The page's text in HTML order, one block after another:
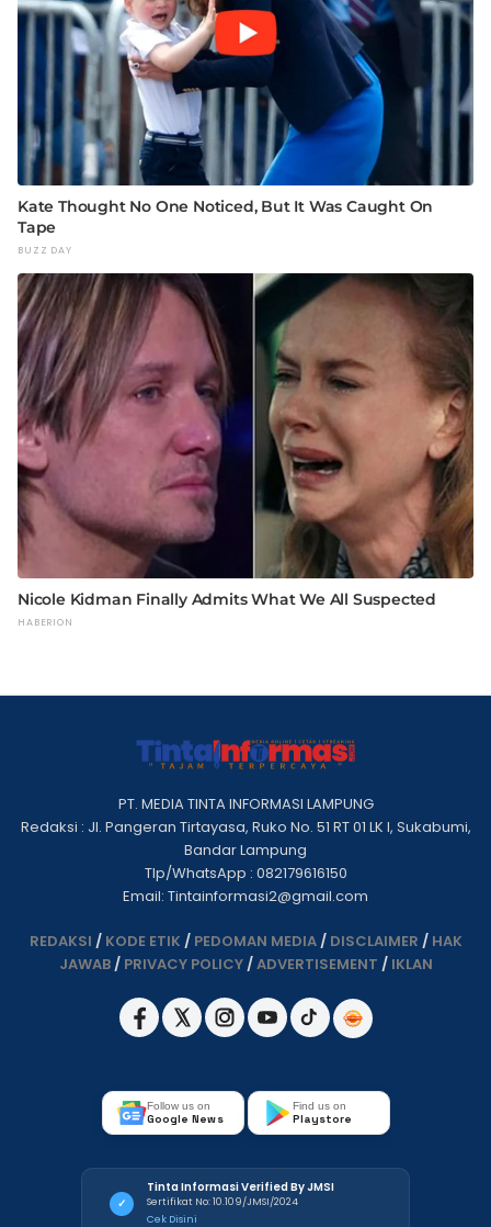
PT. MEDIA TINTA INFORMASI LAMPUNG
Redaksi : Jl. Pangeran Tirtayasa, Ruko No. 51 RT 01 LK I, Sukabumi,
Bandar Lampung
Tlp/WhatsApp : 082179616150
Email: Tintainformasi2@gmail.com
REDAKSI / KODE ETIK / PEDOMAN MEDIA/ DISCLAIMER / HAK
JAWAB/ PRIVACY POLICY/ADVERTISEMENT / IKLAN
Follow us on
Google News
Find us on
Playstore
✓
Tinta Informasi Verified By JMSI
Sertifikat No: 10.109/JMSI/2024
Cek Disini